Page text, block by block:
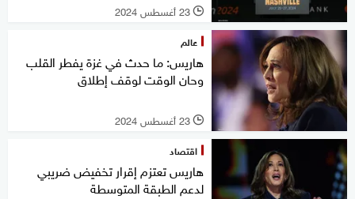
l 23 أغسطس 2024
عالم
هاريس: ما حدث في غزة يفطر القلب
وحان الوقت لوقف إطلاق
l 23 أغسطس 2024
اقتصاد
هاريس تعتزم إقرار تخفيض ضريبي
لدعم الطبقة المتوسطة